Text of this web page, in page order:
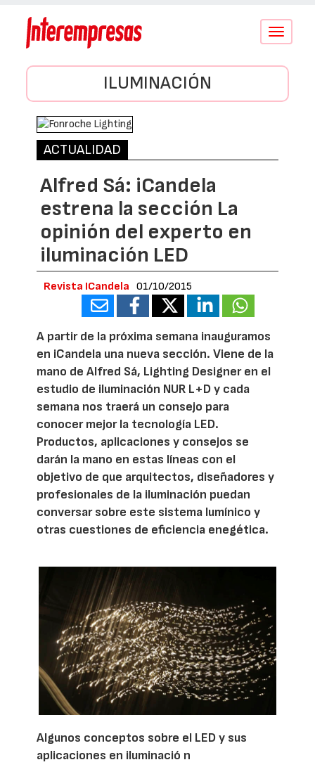
Conmutar
ILUMINACIÓN
ACTUALIDAD
Alfred Sá: iCandela
estrena la sección La
opinión del experto en
iluminación LED
Revista ICandela 01/10/2015
A partir de la próxima semana inauguramos
en iCandela una nueva sección. Viene de la
mano de Alfred Sá, Lighting Designer en el
estudio de iluminación NUR L+D y cada
semana nos traerá un consejo para
conocer mejor la tecnología LED.
Productos, aplicaciones y consejos se
darán la mano en estas líneas con el
objetivo de que arquitectos, diseñadores y
profesionales de la iluminación puedan
conversar sobre este sistema lumínico y
otras cuestiones de eficiencia enegética.
Algunos conceptos sobre el LED y sus
aplicaciones en iluminació n